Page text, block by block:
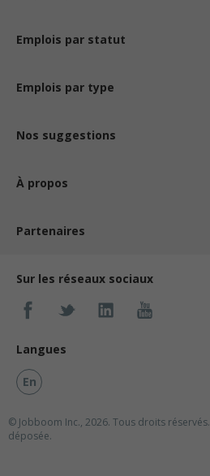
Emplois par statut
Emplois par type
Nos suggestions
À propos
Partenaires
Sur les réseaux sociaux
Langues
En
© Jobboom Inc., 2026. Tous droits réservés.
déposée.